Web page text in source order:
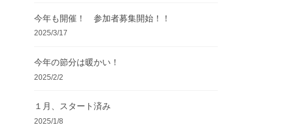
今年も開催！ 参加者募集開始！！
2025/3/17
今年の節分は暖かい！
2025/2/2
１月、スタート済み
2025/1/8